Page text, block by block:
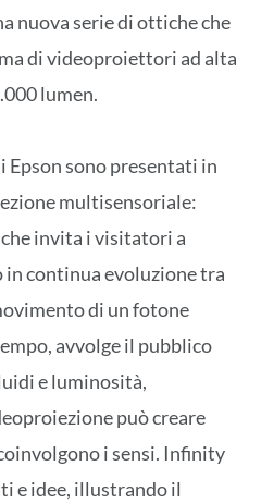
nuova serie di ottiche che
di videoproiettori ad alta
lumen.
sono presentati in
multisensoriale:
invita i visitatori a
continua evoluzione tra
di un fotone
avvolge il pubblico
e luminosità,
può creare
i sensi. Infinity
e idee, illustrando il